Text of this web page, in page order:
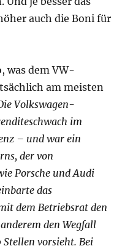
auch die Boni für
was dem VW-
am meisten
Volkswagen-
im
– und war ein
der von
Porsche und Audi
das
dem Betriebsrat den
den Wegfall
vorsieht. Bei